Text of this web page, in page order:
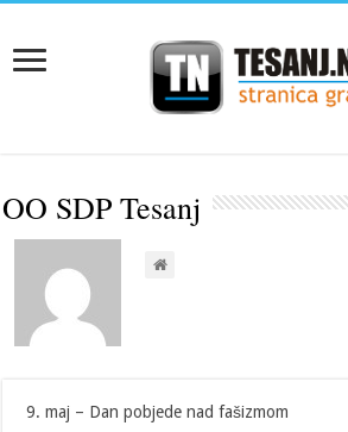
OO SDP Tesanj
9. maj – Dan pobjede nad fašizmom